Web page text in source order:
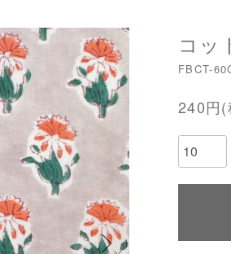
コッ
FBCT-
240円(